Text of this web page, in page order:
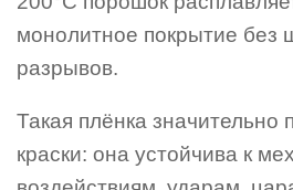
монолитное покрытие без
разрывов.
Такая плёнка значительно
краски: она устойчива к